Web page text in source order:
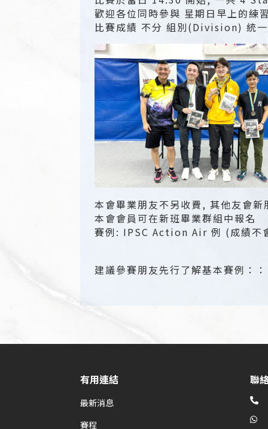
歡迎各位同時參與 星期日早上的練
比賽成績 不分 組別(Division) 統
本會畢業朋友不另收費, 其他友會
本會會員可在新班畢業群組中報名
賽例: IPSC Action Air 例 (成績不
建議參賽朋友先行了解基本賽例：
有用連結
最新消息
賽程
聯

